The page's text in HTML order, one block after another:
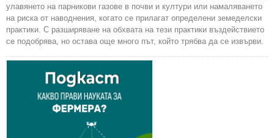
улавянето на парникови газове в почви и култури или намаляването
на риска от наводнения, когато се прилагат определени земеделски
практики. С разширяване на обхвата на тези практики въздействието
се подобрява, но остава още много път, който трябва да се извърви.